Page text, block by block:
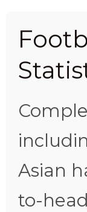
Asian
to-